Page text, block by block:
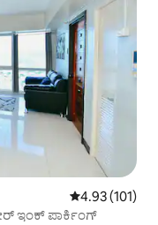
5 ರಲ್ಲಿ 4.93
4.93 (101)
ಇಂಕ್ ಪಾರ್ಕಿಂಗ್